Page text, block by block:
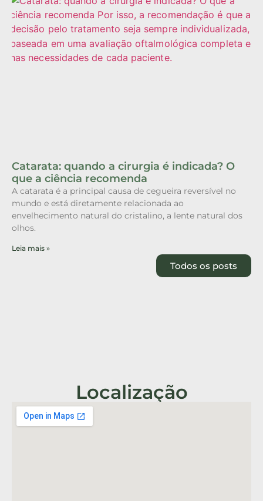
Catarata: quando a cirurgia é indicada? O
que a ciência recomenda
A catarata é a principal causa de cegueira reversível no
mundo e está diretamente relacionada ao
envelhecimento natural do cristalino, a lente natural dos
olhos.
Leia mais »
Todos os posts
Localização